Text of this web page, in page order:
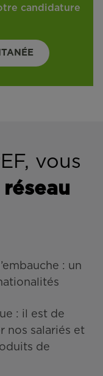
candidature
vous
: un
: il est de
nos salariés et
de